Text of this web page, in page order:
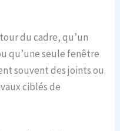
du cadre, qu’un
qu’une seule fenêtre
souvent des joints ou
ciblés de